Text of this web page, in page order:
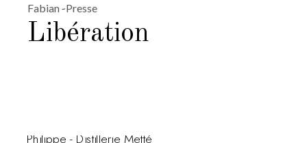
Fabian Presse
Libération